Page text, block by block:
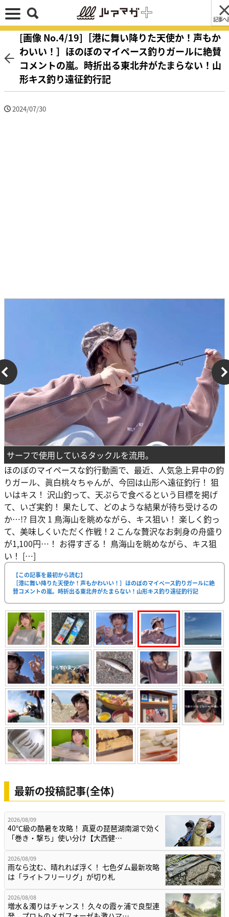
記事へ
[画像 No.4/19]［港に舞い降りた天使か！声もか
わいい！］ほのぼのマイペース釣りガールに絶賛
コメントの嵐。時折出る東北弁がたまらない！山
形キス釣り遠征釣行記
2024/07/30
サーフで使用しているタックルを流用。
ほのぼのマイペースな釣行動画で、最近、人気急上昇中の釣
りガール、眞白桃々ちゃんが、今回は山形へ遠征釣行！ 狙
いはキス！ 沢山釣って、天ぷらで食べるという目標を掲げ
て、いざ実釣！ 果たして、どのような結果が待ち受けるの
か…!? 目次 1 鳥海山を眺めながら、キス狙い！ 楽しく釣っ
て、美味しくいただく作戦！2 こんな贅沢なお刺身の舟盛り
が1,100円…！ お得すぎる！ 鳥海山を眺めながら、キス狙
い！ […]
【この記事を最初から読む】
［港に舞い降りた天使か！声もかわいい！］ほのぼのマイペース釣りガールに絶
賛コメントの嵐。時折出る東北弁がたまらない！山形キス釣り遠征釣行記
最新の投稿記事(全体)
2026/08/09
40℃級の酷暑を攻略！ 真夏の琵琶湖南湖で効く
「巻き・撃ち」使い分け【大西健…
2026/08/09
雨なら沈む、晴れれば浮く！ 七色ダム最新攻略
は「ライトフリーリグ」が切り札
2026/08/08
増水＆濁りはチャンス！ 久々の霞ヶ浦で良型連